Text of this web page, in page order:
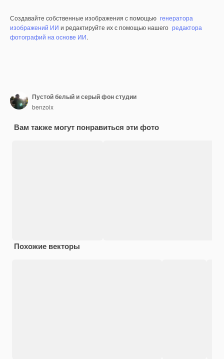
Создавайте собственные изображения с помощью генератора
изображений ИИ и редактируйте их с помощью нашего редактора
фотографий на основе ИИ.
Пустой белый и серый фон студии
benzoix
Вам также могут понравиться эти фото
Похожие векторы